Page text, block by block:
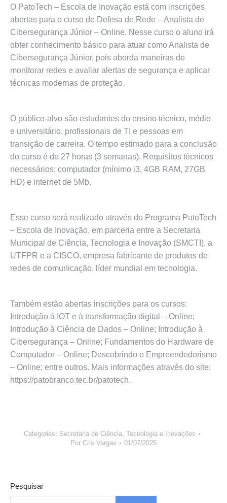
O PatoTech – Escola de Inovação está com inscrições
abertas para o curso de Defesa de Rede – Analista de
Cibersegurança Júnior – Online. Nesse curso o aluno irá
obter conhecimento básico para atuar como Analista de
Cibersegurança Júnior, pois aborda maneiras de
monitorar redes e avaliar alertas de segurança e aplicar
técnicas modernas de proteção.
O público-alvo são estudantes do ensino técnico, médio
e universitário, profissionais de TI e pessoas em
transição de carreira. O tempo estimado para a conclusão
do curso é de 27 horas (3 semanas). Requisitos técnicos
necessários: computador (mínimo i3, 4GB RAM, 27GB
HD) e internet de 5Mb.
Esse curso será realizado através do Programa PatoTech
– Escola de Inovação, em parceria entre a Secretaria
Municipal de Ciência, Tecnologia e Inovação (SMCTI), a
UTFPR e a CISCO, empresa fabricante de produtos de
redes de comunicação, líder mundial em tecnologia.
Também estão abertas inscrições para os cursos:
Introdução à IOT e à transformação digital – Online;
Introdução à Ciência de Dados – Online; Introdução à
Cibersegurança – Online; Fundamentos do Hardware de
Computador – Online; Descobrindo o Empreendedorismo
– Online; entre outros. Mais informações através do site:
https://patobranco.tec.br/patotech.
Categories: Secretaria de Ciência, Tecnologia e Inovações
Por Cris Vargas 01/07/2025
Pesquisar